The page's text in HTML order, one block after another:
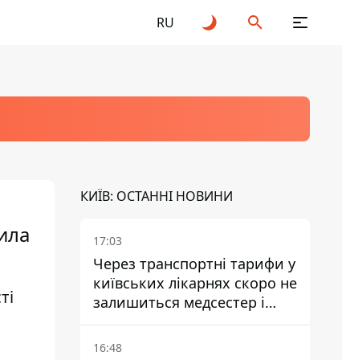
RU
КИЇВ: ОСТАННІ НОВИНИ
17:03
Через транспортні тарифи у
київських лікарнях скоро не
залишиться медсестер і
санітарок - професор
Голубовська
16:48